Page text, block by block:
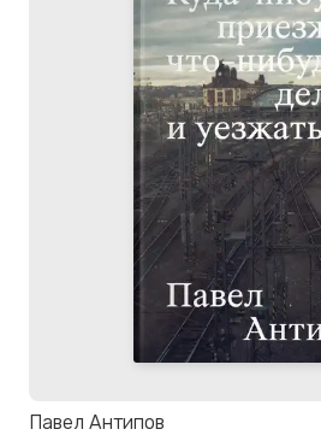
Павел Антипов